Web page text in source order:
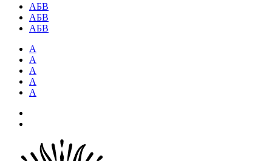
АБВ
АБВ
АБВ
А
А
А
А
А